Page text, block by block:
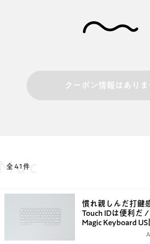
クーポン情報はありま
全41件
慣れ親しんだ打鍵
Touch IDは便利だ /
Magic Keyboard